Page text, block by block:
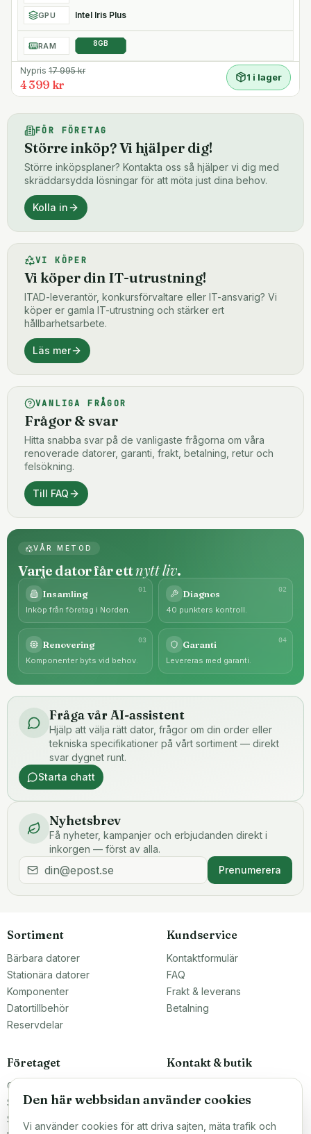
GPU Intel Iris Plus
RAM 8GB
Nypris 17 995kr
4 399 kr
1 i lager
FÖR FÖRETAG
Större inköp? Vi hjälper dig!
Större inköpsplaner? Kontakta oss så hjälper vi dig med
skräddarsydda lösningar för att möta just dina behov.
Kolla in
VI KÖPER
Vi köper din IT-utrustning!
ITAD-leverantör, konkursförvaltare eller IT-ansvarig? Vi
köper er gamla IT-utrustning och stärker ert
hållbarhetsarbete.
Läs mer
VANLIGA FRÅGOR
Frågor & svar
Hitta snabba svar på de vanligaste frågorna om våra
renoverade datorer, garanti, frakt, betalning, retur och
felsökning.
Till FAQ
VÅR METOD
Varje dator får ettnytt liv.
01
Insamling
Inköp från företag i Norden.
02
Diagnos
40 punkters kontroll.
03
Renovering
Komponenter byts vid behov.
04
Garanti
Levereras med garanti.
Fråga vår AI-assistent
Hjälp att välja rätt dator, frågor om din order eller
tekniska specifikationer på vårt sortiment — direkt
svar dygnet runt.
Starta chatt
Nyhetsbrev
Få nyheter, kampanjer och erbjudanden direkt i
inkorgen — först av alla.
Prenumerera
Sortiment
Bärbara datorer
Stationära datorer
Komponenter
Datortillbehör
Reservdelar
Kundservice
Kontaktformulär
FAQ
Frakt & leverans
Betalning
Företaget
Om oss
Större inköp?
Sälj till oss
Kontakt & butik
Malmö, Sverige
Den här webbsidan använder cookies
Vi använder cookies för att driva sajten, mäta trafik och